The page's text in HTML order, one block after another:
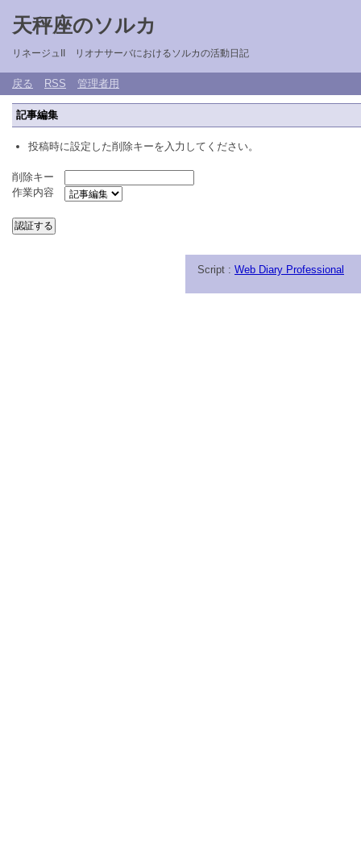
天秤座のソルカ
リネージュII リオナサーバにおけるソルカの活動日記
戻る RSS 管理者用
記事編集
投稿時に設定した削除キーを入力してください。
削除キー
作業内容
Script : Web Diary Professional